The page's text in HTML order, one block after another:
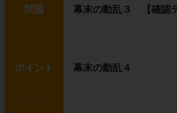
問題 幕末の動乱３ 【確認
ポイント 幕末の動乱４